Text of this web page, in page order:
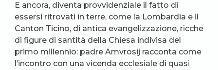
E ancora, diventa provvidenziale il fatto di
essersi ritrovati in terre, come la Lombardia e il
Canton Ticino, di antica evangelizzazione, ricche
di figure di santità della Chiesa indivisa del
primo millennio: padre Amvrosij racconta come
l’incontro con una vicenda ecclesiale di quasi